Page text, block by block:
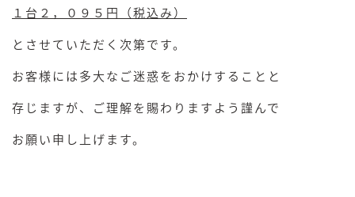
１台２，０９５円（税込み）
とさせていただく次第です。
お客様には多大なご迷惑をおかけすることと
存じますが、ご理解を賜わりますよう謹んで
お願い申し上げます。